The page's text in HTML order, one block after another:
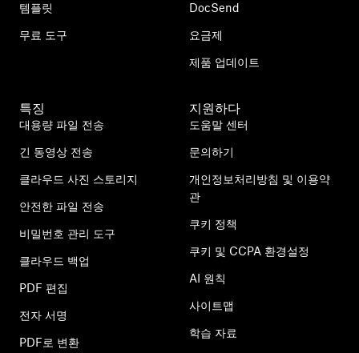
템플릿
무료 도구
DocSend
요금제
제품 업데이트
특징
대용량 파일 전송
긴 동영상 전송
클라우드 사진 스토리지
안전한 파일 전송
비밀번호 관리 도구
클라우드 백업
PDF 편집
전자 서명
PDF로 변환
지원하다
도움말 센터
문의하기
개인정보처리방침 및 이용약
관
쿠키 정책
쿠키 및 CCPA 환경설정
AI 원칙
사이트맵
학습 자료